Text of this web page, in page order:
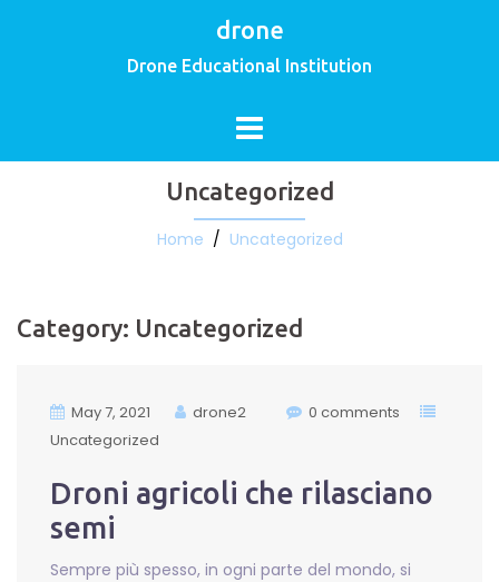
drone
Drone Educational Institution
Uncategorized
Home / Uncategorized
Category: Uncategorized
May 7, 2021 drone2
0 comments
Uncategorized
Droni agricoli che rilasciano
semi
Sempre più spesso, in ogni parte del mondo, si